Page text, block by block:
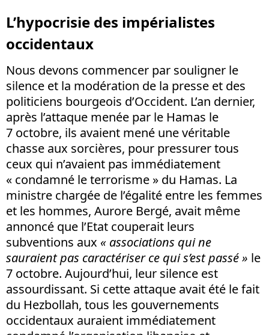
L’hypocrisie des impérialistes
occidentaux
Nous devons commencer par souligner le
silence et la modération de la presse et des
politiciens bourgeois d’Occident. L’an dernier,
après l’attaque menée par le Hamas le
7 octobre, ils avaient mené une véritable
chasse aux sorcières, pour pressurer tous
ceux qui n’avaient pas immédiatement
« condamné le terrorisme » du Hamas. La
ministre chargée de l’égalité entre les femmes
et les hommes, Aurore Bergé, avait même
annoncé que l’Etat couperait leurs
subventions aux « associations qui ne
sauraient pas caractériser ce qui s’est passé » le
7 octobre. Aujourd’hui, leur silence est
assourdissant. Si cette attaque avait été le fait
du Hezbollah, tous les gouvernements
occidentaux auraient immédiatement